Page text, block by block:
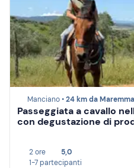
Manciano •24 km da Maremma
Passeggiata a cavallo
con degustazione di
2 ore
5,0
1-7 partecipanti